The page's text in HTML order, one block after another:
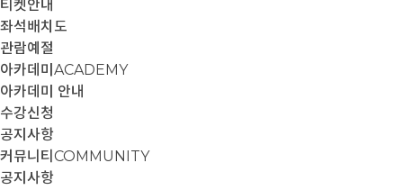
티켓안내
좌석배치도
관람예절
아카데미 ACADEMY
아카데미 안내
수강신청
공지사항
커뮤니티 COMMUNITY
공지사항